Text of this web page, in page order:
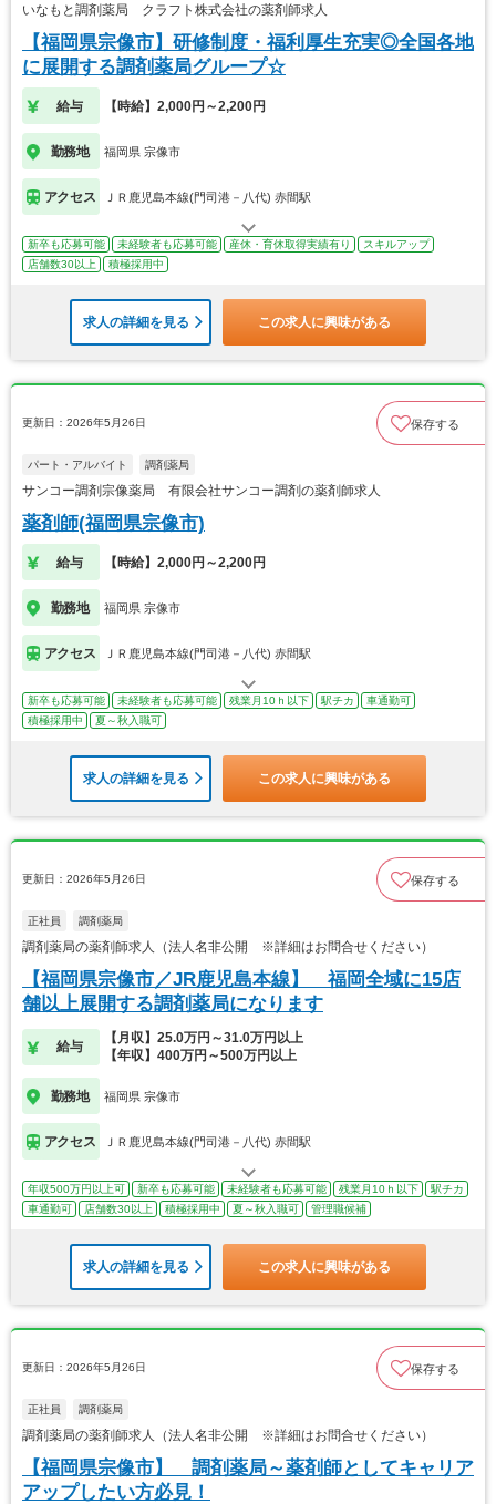
いなもと調剤薬局 クラフト株式会社の薬剤師求人
【福岡県宗像市】研修制度・福利厚生充実◎全国各地
に展開する調剤薬局グループ☆
給与 【時給】2,000円～2,200円
勤務地 福岡県 宗像市
アクセス ＪＲ鹿児島本線(門司港－八代) 赤間駅
新卒も応募可能 未経験者も応募可能 産休・育休取得実績有り
スキルアップ
店舗数30以上
積極採用中
求人の詳細を見る この求人に興味がある
更新日：2026年5月26日 保存する
パート・アルバイト 調剤薬局
サンコー調剤宗像薬局 有限会社サンコー調剤の薬剤師求人
薬剤師(福岡県宗像市)
給与 【時給】2,000円～2,200円
勤務地 福岡県 宗像市
アクセス ＪＲ鹿児島本線(門司港－八代) 赤間駅
新卒も応募可能 未経験者も応募可能 残業月10ｈ以下 駅チカ
車通勤可
積極採用中
夏～秋入職可
求人の詳細を見る この求人に興味がある
更新日：2026年5月26日 保存する
正社員 調剤薬局
調剤薬局の薬剤師求人（法人名非公開 ※詳細はお問合せください）
【福岡県宗像市／JR鹿児島本線】 福岡全域に15店
舗以上展開する調剤薬局になります
給与
【月収】25.0万円～31.0万円以上
【年収】400万円～500万円以上
勤務地 福岡県 宗像市
アクセス ＪＲ鹿児島本線(門司港－八代) 赤間駅
年収500万円以上可 新卒も応募可能 未経験者も応募可能 残業月10ｈ以下
駅チカ
車通勤可
店舗数30以上 積極採用中 夏～秋入職可 管理職候補
求人の詳細を見る この求人に興味がある
更新日：2026年5月26日 保存する
正社員 調剤薬局
調剤薬局の薬剤師求人（法人名非公開 ※詳細はお問合せください）
【福岡県宗像市】 調剤薬局～薬剤師としてキャリア
アップしたい方必見！